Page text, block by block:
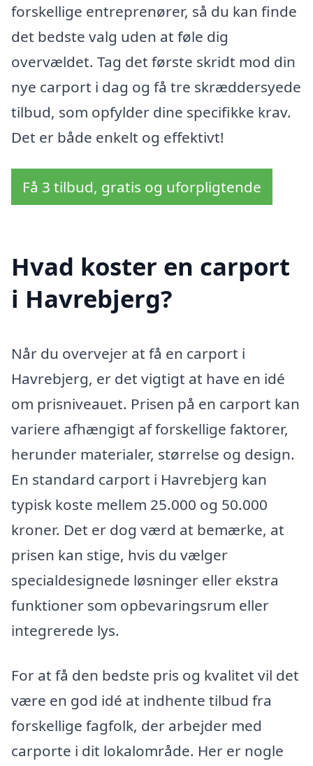
forskellige entreprenører, så du kan finde
det bedste valg uden at føle dig
overvældet. Tag det første skridt mod din
nye carport i dag og få tre skræddersyede
tilbud, som opfylder dine specifikke krav.
Det er både enkelt og effektivt!
Få 3 tilbud, gratis og uforpligtende
Hvad koster en carport
i Havrebjerg?
Når du overvejer at få en carport i
Havrebjerg, er det vigtigt at have en idé
om prisniveauet. Prisen på en carport kan
variere afhængigt af forskellige faktorer,
herunder materialer, størrelse og design.
En standard carport i Havrebjerg kan
typisk koste mellem 25.000 og 50.000
kroner. Det er dog værd at bemærke, at
prisen kan stige, hvis du vælger
specialdesignede løsninger eller ekstra
funktioner som opbevaringsrum eller
integrerede lys.
For at få den bedste pris og kvalitet vil det
være en god idé at indhente tilbud fra
forskellige fagfolk, der arbejder med
carporte i dit lokalområde. Her er nogle